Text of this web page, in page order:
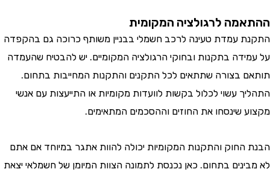
לרגולציה המקומית
עמדת טעינה לרכב חשמלי בבניין משותף כרוכה גם בהקפדה
בתקנות ובחוקי הרגולציה המקומיים. יש להבטיח שהעמדה
בצורה שתתאים לכל התקנים והתקנות המחייבות בתחום.
עשוי לכלול בקשות לוועדות מקומיות או התייעצות עם אנשי
שינסחו את החוזים וההסכמים המתאימים.
והתקנות המקומיות יכולה להוות אתגר במיוחד אם אתם
בתחום. כאן נכנסת לתמונה הצוות המיומן של חשמלאי יצאת